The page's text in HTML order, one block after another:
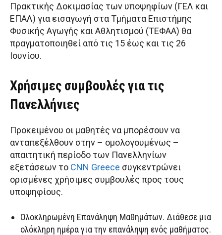
Πρακτικής Δοκιμασίας των υποψηφίων (ΓΕΛ και
ΕΠΑΛ) για εισαγωγή στα Τμήματα Επιστήμης
Φυσικής Αγωγής και Αθλητισμού (ΤΕΦΑΑ) θα
πραγματοποιηθεί από τις 15 έως και τις 26
Ιουνίου.
Χρήσιμες συμβουλές για τις
Πανελλήνιες
Προκειμένου οι μαθητές να μπορέσουν να
ανταπεξέλθουν στην – ομολογουμένως –
απαιτητική περίοδο των Πανελληνίων
εξετάσεων το CNN Greece συγκεντρώνει
ορισμένες χρήσιμες συμβουλές προς τους
υποψηφίους.
Ολοκληρωμένη Επανάληψη Μαθημάτων. Διάθεσε μια
ολόκληρη ημέρα για την επανάληψη ενός μαθήματος.